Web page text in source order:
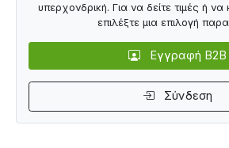
υπερχονδρική. Για να δείτε τιμές ή
επιλέξτε μια επιλογή
Εγγραφή B2B
Σύνδεση